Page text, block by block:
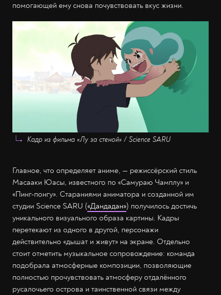
помогающей ему снова почувствовать вкус жизни.
Кадр из фильма «Лу за стеной» / Science SARU
Главное, что определяет аниме, — режиссёрский стиль
Масааки Юасы, известного по «Самураю Чамплу» и
«Пинг-понгу». Стараниями аниматора и созданной им
студии Science SARU («Дандадан») получилось достичь
уникального визуального образа картины. Кадры
перетекают из одного в другой, персонажи
действительно «дышат и живут» на экране. Отдельно
стоит отметить музыкальное сопровождение: команда
подобрала атмосферные композиции, позволяющие
полностью прочувствовать атмосферу отдалённого
русалочьего острова и таинственной связи между